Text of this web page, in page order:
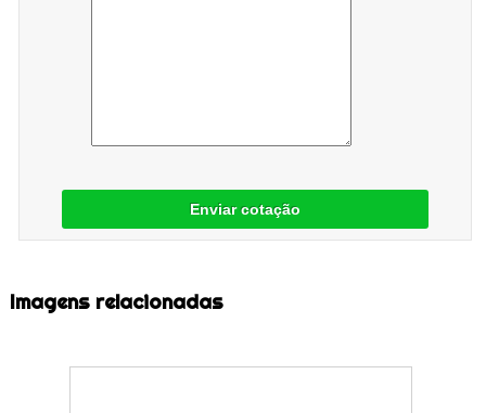
Enviar cotação
Imagens relacionadas